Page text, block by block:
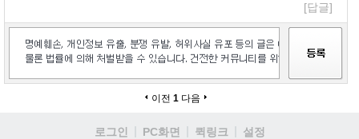
[답글]
이전 1 다음
로그인 PC화면 퀵링크
설정